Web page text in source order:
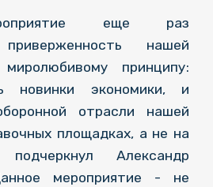
еще раз
нашей
принципу:
новинки экономики, и
отрасли нашей
площадках, а не на
Александр
мероприятие - не